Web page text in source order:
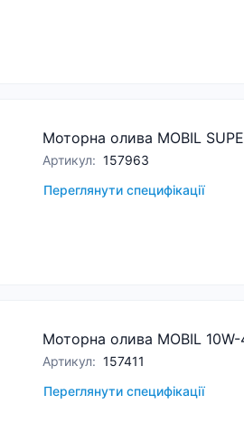
Моторна олива MOBIL
Артикул: 157963
Переглянути специфікації
Моторна олива MOBIL
Артикул: 157411
Переглянути специфікації